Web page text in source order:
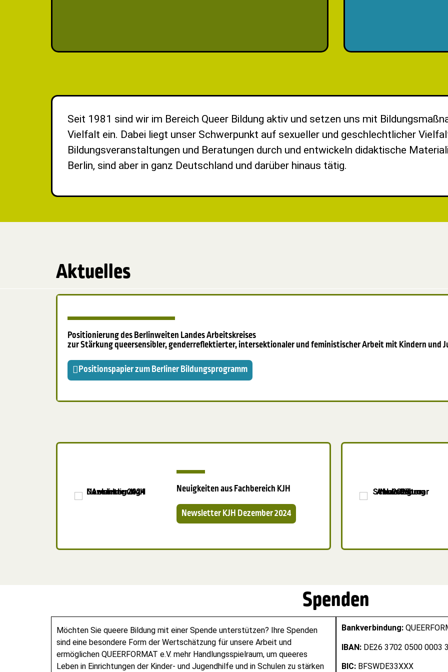
Seit 1981 sind wir im Bereich Queer Bildung aktiv und setzen uns mit
Vielfalt ein. Dabei liegt unser Schwerpunkt auf sexueller und geschlechtlicher
Bildungsveranstaltungen und Beratungen durch und entwickeln didaktische
Berlin, sind aber in ganz Deutschland und darüber hinaus tätig.
Aktuelles
Positionierung des Berlinweiten Landes Arbeitskreises
zur Stärkung queersensibler, genderreflektierter, intersektionaler und feministischer Arbeit mit Kindern und
Positionspapier zum Berliner Bildungsprogramm
Neuigkeiten aus Fachbereich KJH
Newsletter KJH Dezember 2024
Spenden
Möchten Sie queere Bildung mit einer Spende unterstützen? Ihre Spenden
sind eine besondere Form der Wertschätzung für unsere Arbeit und
ermöglichen QUEERFORMAT e.V. mehr Handlungsspielraum, um queeres
Leben in Einrichtungen der Kinder- und Jugendhilfe und in Schulen zu stärken
Bankverbindung:
IBAN: DE26 3702 0500 0003
BIC: BFSWDE33XXX